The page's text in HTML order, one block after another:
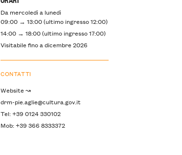
Da mercoledì a lunedì
09:00 → 13:00 (ultimo ingresso 12:00)
14:00 → 18:00 (ultimo ingresso 17:00)
Visitabile fino a dicembre 2026
CONTATTI
Website ↝
drm-pie.aglie@cultura.gov.it
Tel: +39 0124 330102
Mob: +39 366 8333372